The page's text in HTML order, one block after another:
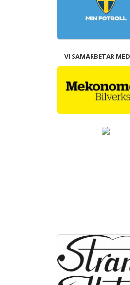
VI SAMARBETAR MED